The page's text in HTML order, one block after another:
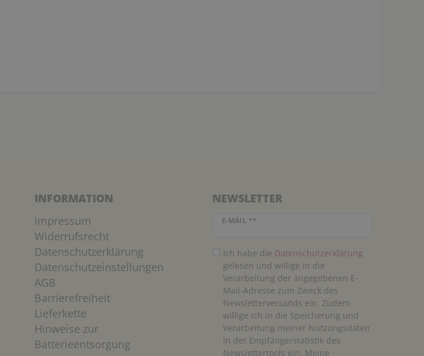
INFORMATION
Impressum
Widerrufsrecht
Datenschutzerklärung
Datenschutzeinstellungen
AGB
Barrierefreiheit
Lieferkette
Hinweise zur
Batterieentsorgung
NEWSLETTER
E-MAIL **
Newsletter Honig
Ich habe die Daten­schutz­erklärung
gelesen und willige in die
Verarbeitung der angegebenen E-
Mail-Adresse zum Zweck des
Newsletterversands ein. Zudem
willige ich in die Speicherung und
Verarbeitung meiner Nutzungsdaten
in der Empfängerstatistik des
Newslettertools ein. Meine